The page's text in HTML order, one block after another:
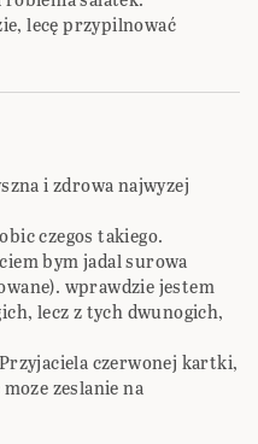
lecę przypilnować
i zdrowa najwyzej
czegos takiego.
bym jadal surowa
wprawdzie jestem
lecz z tych dwunogich,
czerwonej kartki,
zeslanie na